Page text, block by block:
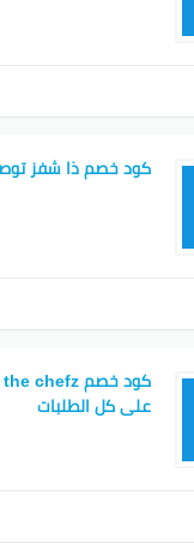
كود خصم ذا شفز
على كل الطلبات